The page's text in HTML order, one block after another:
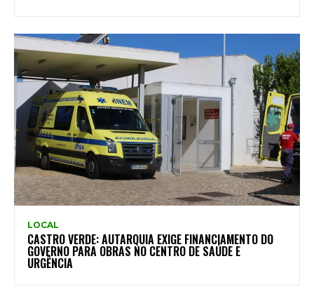
LOCAL
CASTRO VERDE: AUTARQUIA EXIGE FINANCIAMENTO DO
GOVERNO PARA OBRAS NO CENTRO DE SAÚDE E
URGÊNCIA